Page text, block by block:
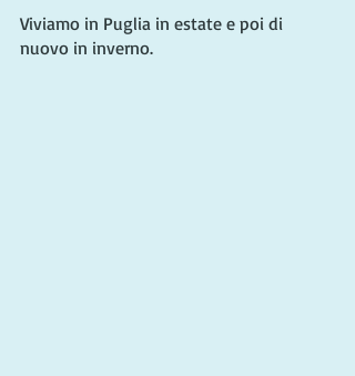
Viviamo in Puglia in estate e poi di
nuovo in inverno.